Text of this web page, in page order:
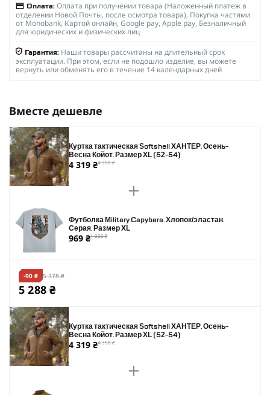
Оплата: Оплата при получении товара (Наложенный платеж в
отделении Новой Почты, после осмотра товара), Покупка частями
от Monobank, Картой онлайн, Google pay, Apple pay, Безналичный
для юридических и физических лиц
Гарантия: Наши товары рассчитаны на длительный срок
эксплуатации. При этом, если не подошло изделие, вы можете
вернуть или обменять его в течение 14 календарных дней
Вместе дешевле
Куртка тактическая Softshell ХАНТЕР. Осень-
Весна Койот. Размер XL (52-54)
4 319 ₴4 358 ₴
Футболка Military Capybara. Хлопок/эластан.
Серая. Размер XL
969 ₴1 020 ₴
-90 ₴ 5 378 ₴
5 288 ₴
Куртка тактическая Softshell ХАНТЕР. Осень-
Весна Койот. Размер XL (52-54)
4 319 ₴4 358 ₴